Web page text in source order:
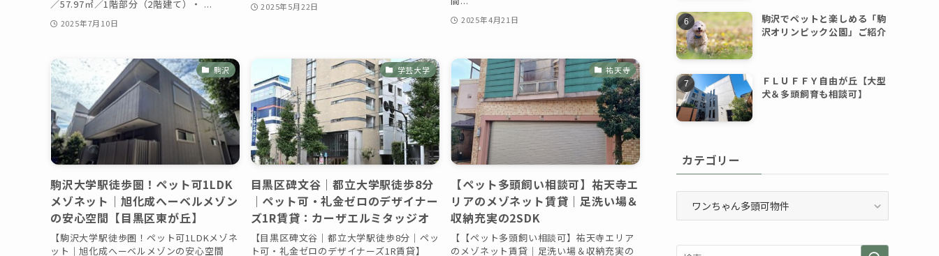
／57.97㎡／1階部分（2階建て）・ ...
2025年7月10日
2025年5月22日
2025年4月21日
駒沢
駒沢大学駅徒歩圏！ペット可1LDK
メゾネット｜旭化成へーベルメゾン
の安心空間【目黒区東が丘】
【駒沢大学駅徒歩圏！ペット可1LDKメゾネ
ット｜旭化成へーベルメゾンの安心空間
学芸大学
目黒区碑文谷｜都立大学駅徒歩8分
｜ペット可・礼金ゼロのデザイナー
ズ1R賃貸：カーザエルミタッジオ
【目黒区碑文谷｜都立大学駅徒歩8分｜ペッ
ト可・礼金ゼロのデザイナーズ1R賃貸】
祐天寺
【ペット多頭飼い相談可】祐天寺エ
リアのメゾネット賃貸｜足洗い場＆
収納充実の2SDK
【【ペット多頭飼い相談可】祐天寺エリア
のメゾネット賃貸｜足洗い場＆収納充実の
駒沢でペットと楽しめる「駒
沢オリンピック公園」ご紹介
ＦＬＵＦＦＹ自由が丘【大型
犬＆多頭飼育も相談可】
カテゴリー
リ